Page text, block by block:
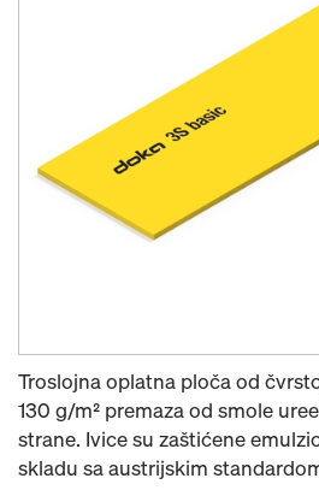
Troslojna oplatna ploča od
130 g/m² premaza od smole
strane. Ivice su zaštićene
skladu sa austrijskim